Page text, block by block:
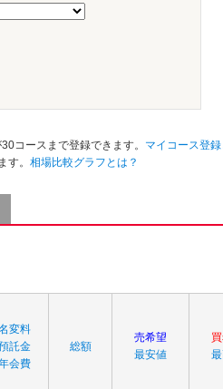
コースまで登録できます。 マイコース登録
。 相場比較グラフとは？
変料
託金
会費
総額
売希望
最安値